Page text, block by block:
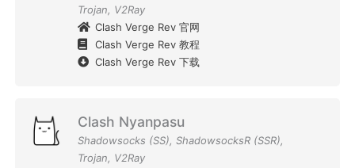
Trojan, V2Ray
Clash Verge Rev 官网
Clash Verge Rev 教程
Clash Verge Rev 下载
Clash Nyanpasu
Shadowsocks (SS), ShadowsocksR (SSR),
Trojan, V2Ray